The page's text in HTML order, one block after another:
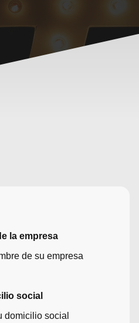
la empresa
de su empresa
social
domicilio social